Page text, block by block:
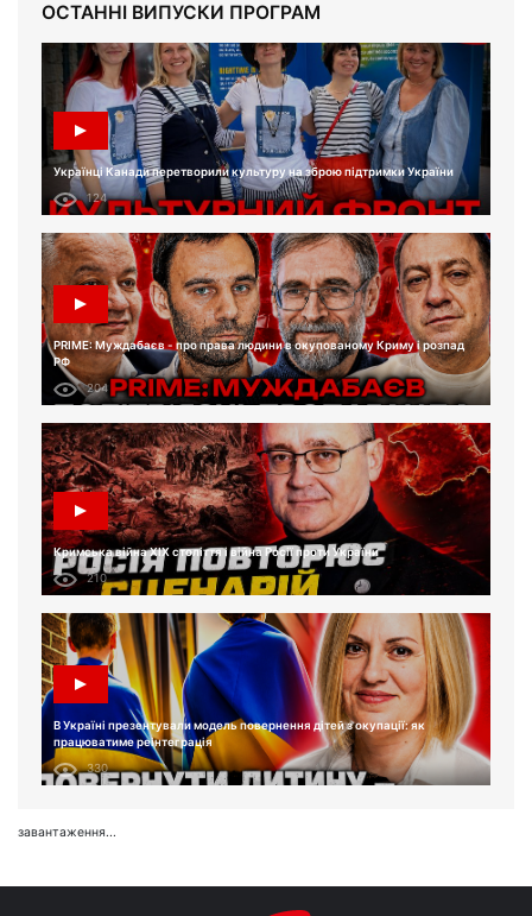
ОСТАННІ ВИПУСКИ ПРОГРАМ
Українці Канади перетворили культуру на зброю підтримки України
124
PRIME: Муждабаєв - про права людини в окупованому Криму і розпад
РФ
204
Кримська війна XIX століття і війна Росії проти України
210
В Україні презентували модель повернення дітей з окупації: як
працюватиме реінтеграція
330
завантаження...